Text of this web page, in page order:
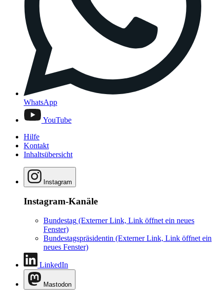
WhatsApp
YouTube
Hilfe
Kontakt
Inhaltsübersicht
Instagram
Instagram-Kanäle
Bundestag (Externer Link, Link öffnet ein neues
Fenster)
Bundestagspräsidentin (Externer Link, Link öffnet ein
neues Fenster)
LinkedIn
Mastodon